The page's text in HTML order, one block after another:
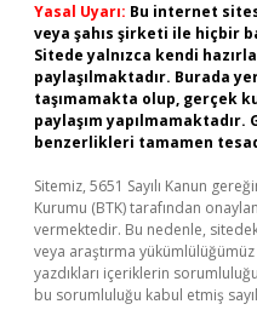
Yasal Uyarı: Bu internet
veya şahıs şirketi ile hiçbir
Sitede yalnızca kendi
paylaşılmaktadır. Burada
taşımamakta olup, gerçek
paylaşım
benzerlikleri tamamen
Sitemiz, 5651 Sayılı Kanun
Kurumu (BTK) tarafından
vermektedir. Bu nedenle,
veya araştırma
yazdıkları içeriklerin
bu sorumluluğu kabul etmiş